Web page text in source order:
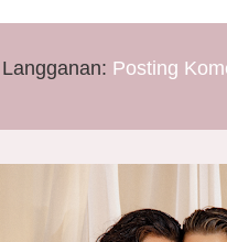
Langganan: Posting